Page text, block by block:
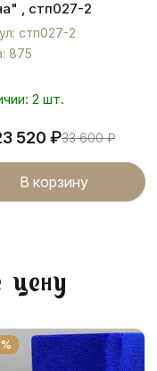
, стп027-2
стп027-2
875
2 шт.
520 ₽33 600₽
В корзину
цену